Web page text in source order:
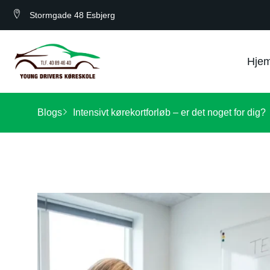
Stormgade 48 Esbjerg
Blogs Intensivt kørekortforløb – er det noget for dig?